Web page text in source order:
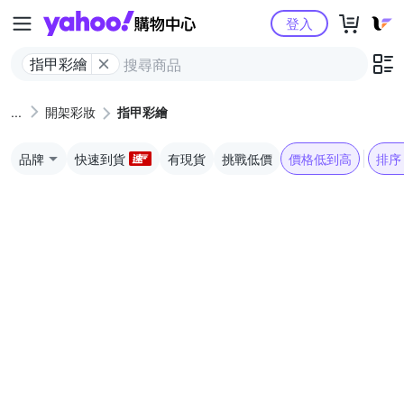
Yahoo購物中心
指甲彩繪
登入
開架彩妝 指甲彩繪
品牌 快速到貨 有現貨 挑戰低價 價格低到高 排序